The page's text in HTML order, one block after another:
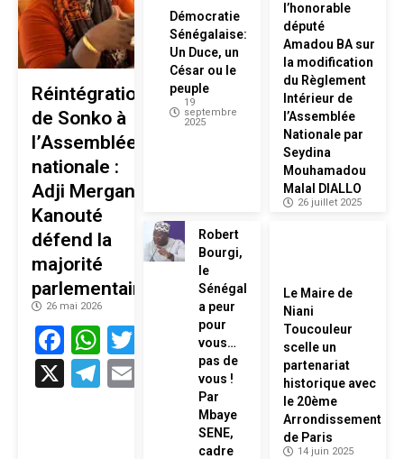
Réintégration
de Sonko à
l’Assemblée
nationale :
Adji Mergane
Kanouté
défend la
majorité
parlementaire
26 mai 2026
Facebook
WhatsApp
Twitter
X
Telegram
Email
Démocratie
Sénégalaise:
Un Duce, un
César ou le
peuple
19
septembre
2025
l’honorable
député
Amadou BA sur
la modification
du Règlement
Intérieur de
l’Assemblée
Nationale par
Seydina
Mouhamadou
Malal DIALLO
26 juillet 2025
Robert
Bourgi,
le
Sénégal
a peur
pour
vous…
pas de
vous !
Par
Mbaye
SENE,
cadre
Le Maire de
Niani
Toucouleur
scelle un
partenariat
historique avec
le 20ème
Arrondissement
de Paris
14 juin 2025